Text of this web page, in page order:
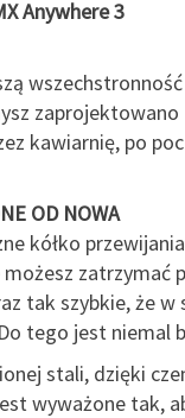
Anywhere 3
zaprojektowano
kawiarnię, po
OD NOWA
kółko
zatrzymać
tak szybkie, że w
tego jest niemal
stali, dzięki
wyważone tak,